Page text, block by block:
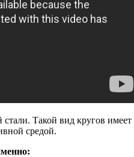
Такой вид кругов
средой.